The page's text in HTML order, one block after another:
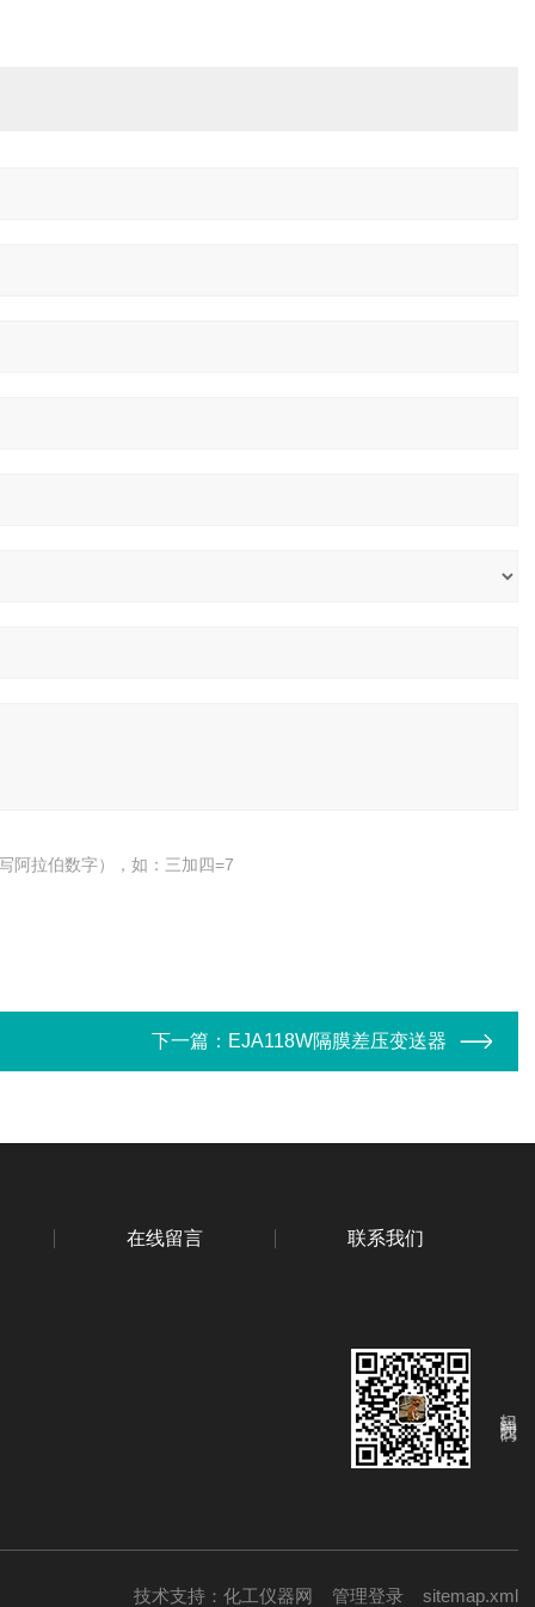
阿拉伯数字），如：三加四=7
下一篇： EJA118W隔膜差压变送器
在线留言 联系我们
技术支持： 化工仪器网 管理登录 sitemap.xml